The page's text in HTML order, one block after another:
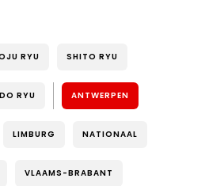
RYU SHITO RYU
RYU ANTWERPEN
LIMBURG NATIONAAL
VLAAMS-BRABANT